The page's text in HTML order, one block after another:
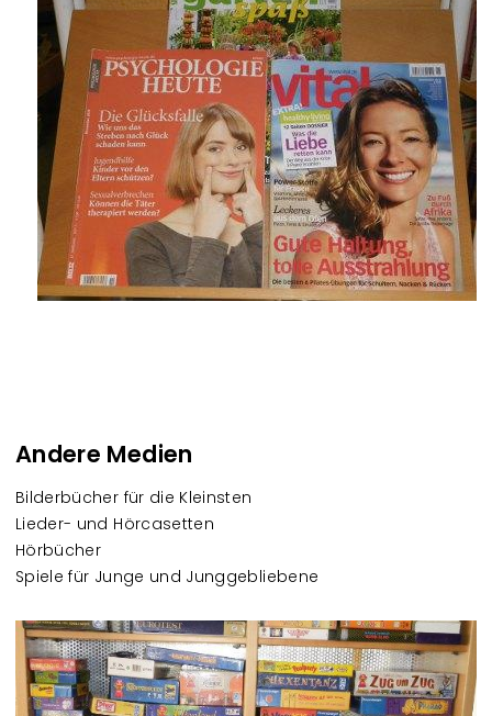
Andere Medien
Bilderbücher für die Kleinsten
Lieder- und Hörcasetten
Hörbücher
Spiele für Junge und Junggebliebene